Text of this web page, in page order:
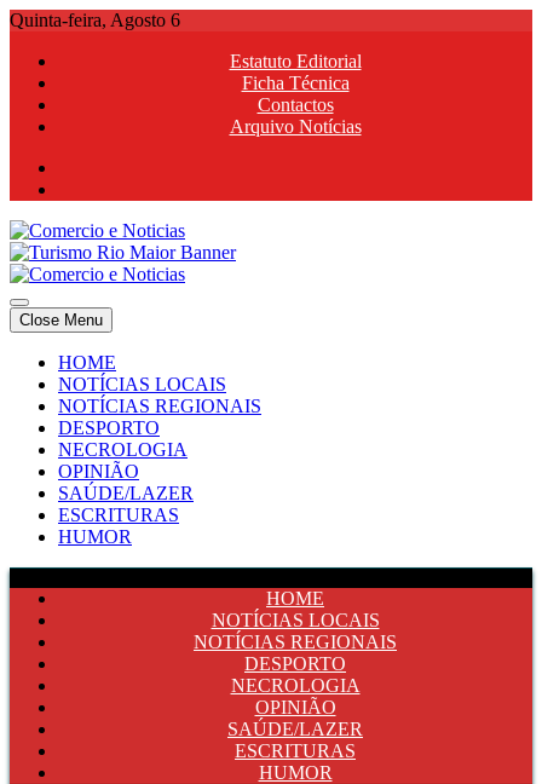
Skip
content
Quinta-feira, Agosto 6
Estatuto Editorial
Ficha Técnica
Contactos
Arquivo Notícias
Comercio e Noticias
Notícias e Publicidade Online
Comercio e Noticias
Notícias e Publicidade Online
Close Menu
HOME
NOTÍCIAS LOCAIS
NOTÍCIAS REGIONAIS
DESPORTO
NECROLOGIA
OPINIÃO
SAÚDE/LAZER
ESCRITURAS
HUMOR
HOME
NOTÍCIAS LOCAIS
NOTÍCIAS REGIONAIS
DESPORTO
NECROLOGIA
OPINIÃO
SAÚDE/LAZER
ESCRITURAS
HUMOR